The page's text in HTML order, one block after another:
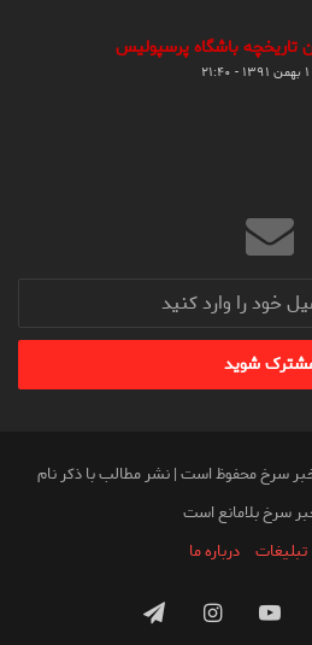
تاریخچه باشگاه پرسپولیس
سرخ محفوظ است | نشر مطالب با ذکر نام
سرخ بلامانع است
تبلیغات درباره ما
یوتیوباینستاگرامتلگرام